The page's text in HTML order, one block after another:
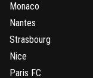
Monaco
Nantes
Strasbourg
Nice
Paris FC